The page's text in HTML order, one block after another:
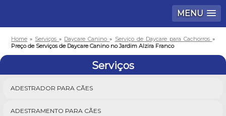
MENU
Home » Serviços» Daycare Canino» Serviço de Daycare para Cachorros »
Preço de Serviços de Daycare Canino no Jardim Alzira Franco
Serviços
ADESTRADOR PARA CÃES
ADESTRAMENTO PARA CÃES